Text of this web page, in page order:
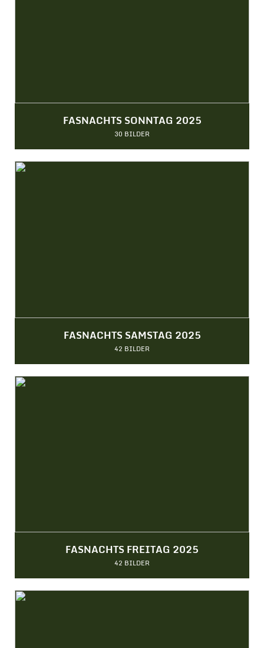
FASNACHTS SONNTAG 2025
30 BILDER
FASNACHTS SAMSTAG 2025
42 BILDER
FASNACHTS FREITAG 2025
42 BILDER